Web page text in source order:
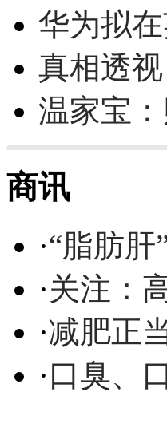
华为拟
真相透
温家宝
商讯
·“脂肪
·关注：
·减肥正
·口臭、